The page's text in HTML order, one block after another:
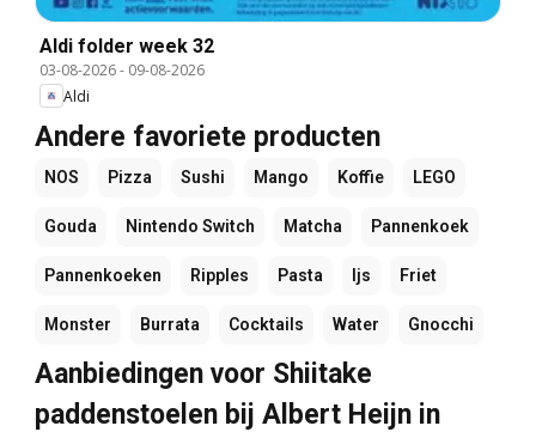
Aldi folder week 32
03-08-2026- 09-08-2026
Aldi
Andere favoriete producten
NOS Pizza Sushi Mango Koffie LEGO
Gouda Nintendo Switch Matcha Pannenkoek
Pannenkoeken Ripples Pasta Ijs Friet
Monster Burrata Cocktails Water Gnocchi
Aanbiedingen voor Shiitake
paddenstoelen bij Albert Heijn in